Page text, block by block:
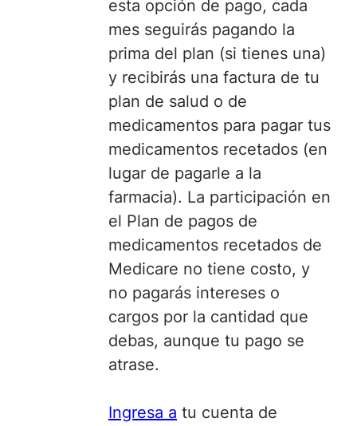
esta opción de pago, cada
mes seguirás pagando la
prima del plan (si tienes una)
y recibirás una factura de tu
plan de salud o de
medicamentos para pagar tus
medicamentos recetados (en
lugar de pagarle a la
farmacia). La participación en
el Plan de pagos de
medicamentos recetados de
Medicare no tiene costo, y
no pagarás intereses o
cargos por la cantidad que
debas, aunque tu pago se
atrase.
Ingresa a tu cuenta de